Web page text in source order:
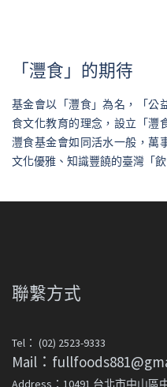
「灃食」的期待
基金會以「灃食」為名，「公
食文化教育的理念，設立「灃
灃食基金會如同活水一般，萬
文化優雅、知識豐饒的臺灣「
聯繫方式
Tel： (02) 2523-9333
Mail：
Address：10491 台北市中山區